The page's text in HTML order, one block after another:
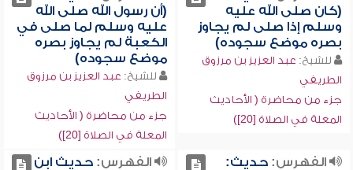
(كان صلى الله عليه
وسلم إذا صلى لم يجاوز
بصره موضع سجوده)
للشيخ: عبد العزيز بن مرزوق
الطريفي
جزء من محاضرة ( الأحاديث
المعلة في الصلاة [20])
(أن رسول الله صلى الله
عليه وسلم لما صلى في
الكعبة لم يجاوز بصره
موضع سجوده)
للشيخ: عبد العزيز بن مرزوق
الطريفي
جزء من محاضرة ( الأحاديث
المعلة في الصلاة [20])
الفهرس:حديث:
الفهرس:حديث ابن